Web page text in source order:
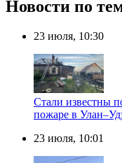
Новости по
23 июля, 10:30
Стали известны
пожаре в
23 июля, 10:01